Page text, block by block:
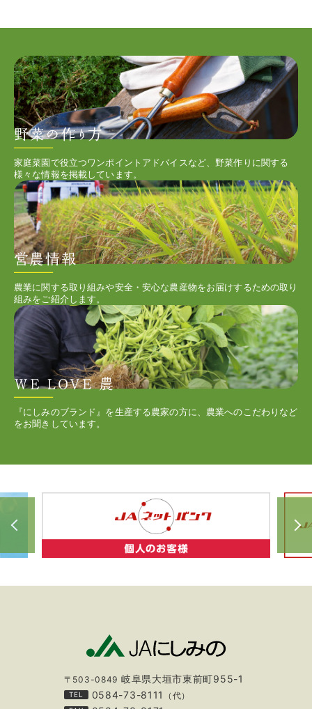
家庭菜園で役立つワンポイントアドバイスなど、野菜作りに関する
様々な情報を掲載しています。
農業に関する取り組みや安全・安心な農産物をお届けするための取り
組みをご紹介します。
『にしみのブランド』を生産する農家の方に、農業へのこだわりなど
をお聞きしています。
〒503-0849 岐阜県大垣市東前町955-1
TEL 0584-73-8111 （代）